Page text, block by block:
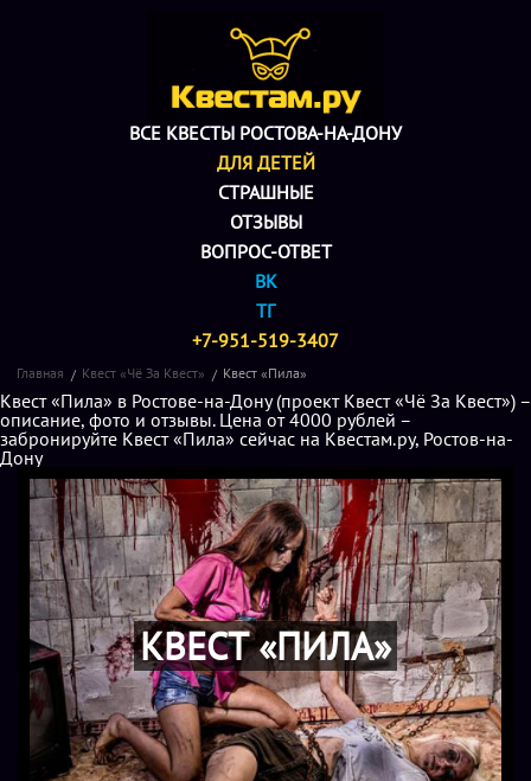
ВСЕ КВЕСТЫ РОСТОВА-НА-ДОНУ
ДЛЯ ДЕТЕЙ
СТРАШНЫЕ
ОТЗЫВЫ
ВОПРОС-ОТВЕТ
ВК
ТГ
+7-951-519-3407
Главная Квест «Чё За Квест» Квест «Пила»
Квест «Пила» в Ростове-на-Дону (проект Квест «Чё За Квест») –
описание, фото и отзывы. Цена от 4000 рублей –
забронируйте Квест «Пила» сейчас на Квестам.ру, Ростов-на-
Дону
КВЕСТ «ПИЛА»